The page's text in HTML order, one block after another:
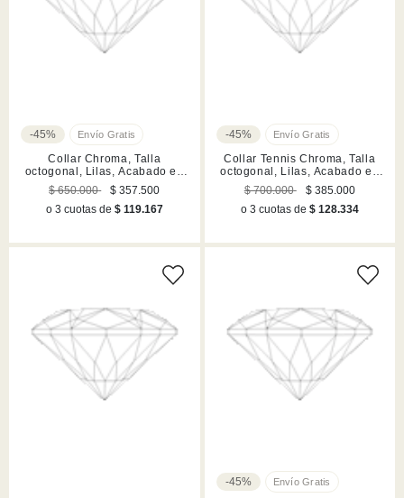
-45%
Collar Chroma, Talla
octogonal, Lilas, Acabado en
tono oro
$ 650.000
$ 357.500
o 3 cuotas de $ 119.167
-45%
Collar Tennis Chroma, Talla
octogonal, Lilas, Acabado en
tono oro
$ 700.000
$ 385.000
o 3 cuotas de $ 128.334
-45%